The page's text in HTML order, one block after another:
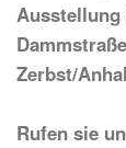
Ausstellung
Zerbst/
Rufen sie